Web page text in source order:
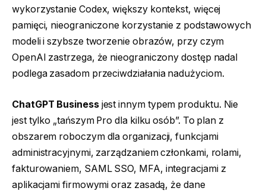
wykorzystanie Codex, większy kontekst, więcej
pamięci, nieograniczone korzystanie z podstawowych
modeli i szybsze tworzenie obrazów, przy czym
OpenAI zastrzega, że nieograniczony dostęp nadal
podlega zasadom przeciwdziałania nadużyciom.
ChatGPT Businessjest innym typem produktu. Nie
jest tylko „tańszym Pro dla kilku osób”. To plan z
obszarem roboczym dla organizacji, funkcjami
administracyjnymi, zarządzaniem członkami, rolami,
fakturowaniem, SAML SSO, MFA, integracjami z
aplikacjami firmowymi oraz zasadą, że dane